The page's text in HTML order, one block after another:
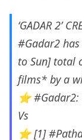
‘GADAR 2’
#Gadar2
to Sun] total
films* by a
⭐️#Gadar2:
Vs
⭐️ [1]